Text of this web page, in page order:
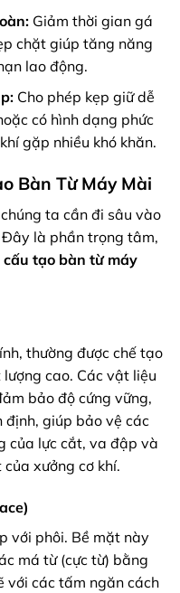
Giảm thời gian gá
chặt giúp tăng năng
lao động.
Cho phép kẹp giữ dễ
có hình dạng phức
gặp nhiều khó khăn.
Bàn Từ Máy Mài
ta cần đi sâu vào
là phần trọng tâm,
cấu tạo bàn từ máy
thường được chế tạo
cao. Các vật liệu
bảo độ cứng vững,
định, giúp bảo vệ các
của lực cắt, va đập và
xưởng cơ khí.
với phôi. Bề mặt này
má từ (cực từ) bằng
với các tấm ngăn cách